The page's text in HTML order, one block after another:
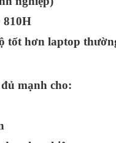
tốt hơn laptop
mạnh cho: